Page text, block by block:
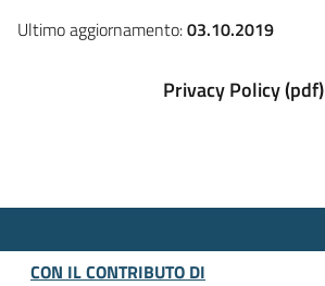
Ultimo aggiornamento:03.10.2019
Privacy Policy (pdf)
CON IL CONTRIBUTO DI